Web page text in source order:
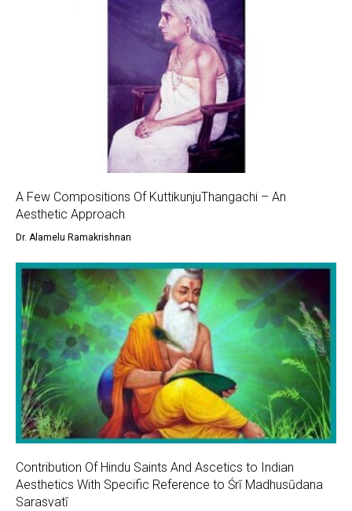
A Few Compositions Of KuttikunjuThangachi – An
Aesthetic Approach
Dr. Alamelu Ramakrishnan
Contribution Of Hindu Saints And Ascetics to Indian
Aesthetics With Specific Reference to Śrī Madhusūdana
Sarasvatī